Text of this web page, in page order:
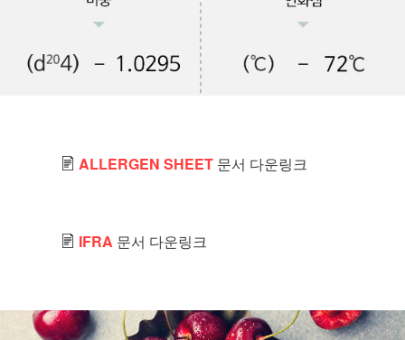
ALLERGEN SHEET 문서 다운링크
IFRA 문서 다운링크